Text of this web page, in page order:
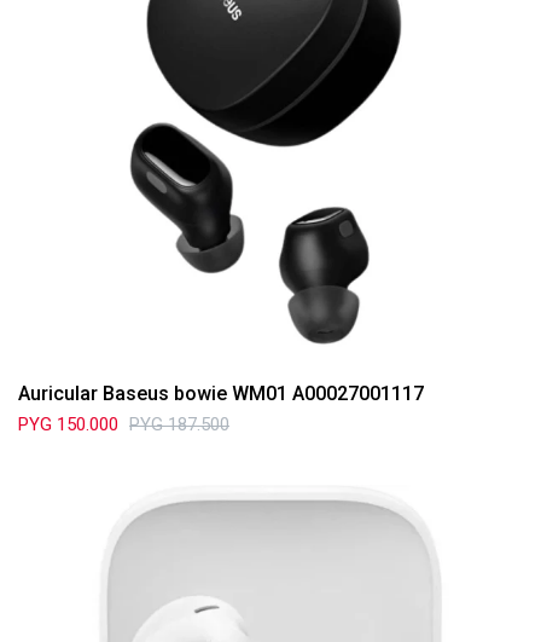
Auricular Baseus bowie WM01 A00027001117
PYG 150.000 PYG 187.500